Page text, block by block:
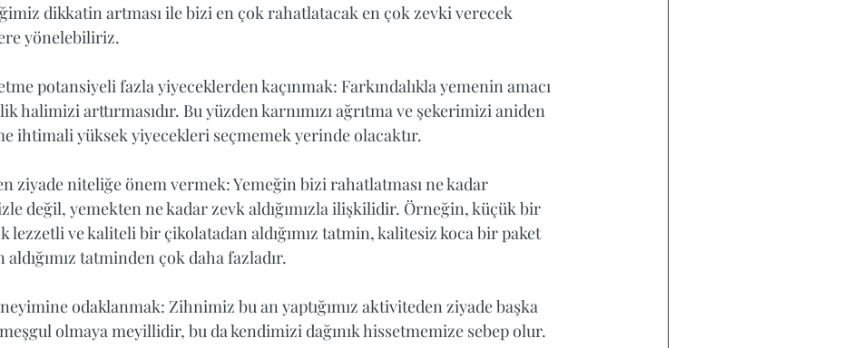
dikkatin artması ile bizi en çok rahatlatacak en çok zevki verecek
yönelebiliriz.
potansiyeli fazla yiyeceklerden kaçınmak: Farkındalıkla yemenin amacı
halimizi arttırmasıdır. Bu yüzden karnımızı ağrıtma ve şekerimizi aniden
ihtimali yüksek yiyecekleri seçmemek yerinde olacaktır.
ziyade niteliğe önem vermek: Yemeğin bizi rahatlatması ne kadar
değil, yemekten ne kadar zevk aldığımızla ilişkilidir. Örneğin, küçük bir
lezzetli ve kaliteli bir çikolatadan aldığımız tatmin, kalitesiz koca bir paket
aldığımız tatminden çok daha fazladır.
odaklanmak: Zihnimiz bu an yaptığımız aktiviteden ziyade başka
olmaya meyillidir, bu da kendimizi dağınık hissetmemize sebep olur.